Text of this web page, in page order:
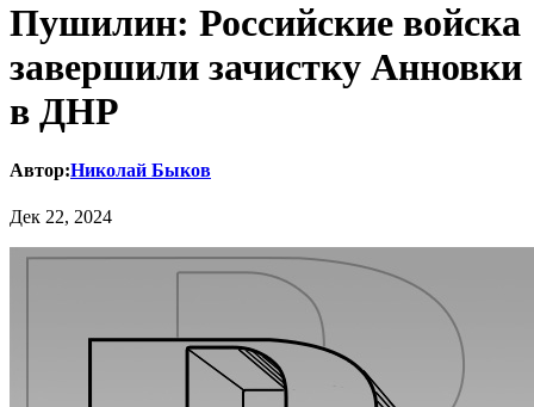
Пушилин: Российские войска
завершили зачистку Анновки
в ДНР
Автор:Николай Быков
Дек 22, 2024